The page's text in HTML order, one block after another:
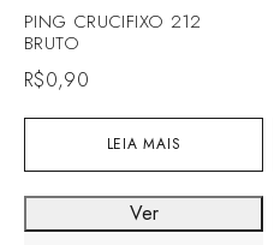
LEIA MAIS
PING CRUCIFIXO 212
BRUTO
R$0,90
Ver